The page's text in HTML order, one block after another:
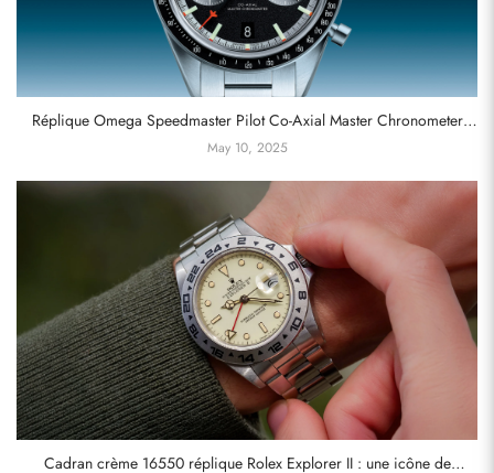
Réplique Omega Speedmaster Pilot Co-Axial Master Chronometer
Chronographe Flight Qualified Watch
May 10, 2025
Cadran crème 16550 réplique Rolex Explorer II : une icône de